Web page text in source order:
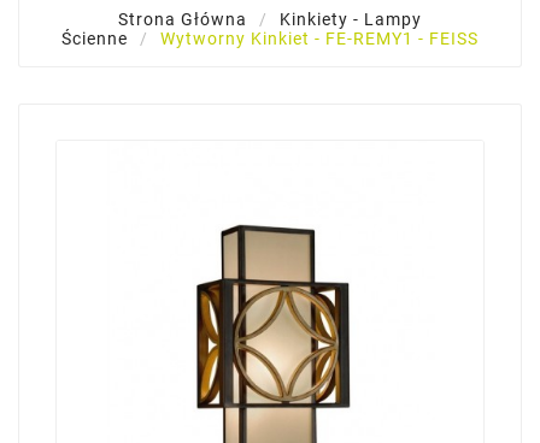
Strona Główna
Kinkiety - Lampy
Ścienne
Wytworny Kinkiet - FE-REMY1 - FEISS